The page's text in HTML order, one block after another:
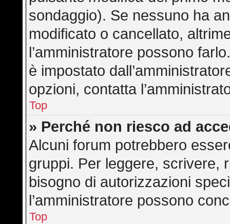
sondaggio). Se nessuno ha
modificato o cancellato,
l’amministratore possono
è impostato
opzioni, contatta
Top
» Perché non riesco ad
Alcuni forum potrebbero
gruppi. Per leggere, scrivere,
bisogno di autorizzazioni
l’amministratore possono
Top